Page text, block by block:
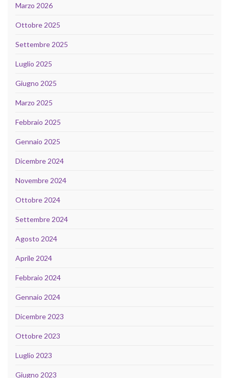
Marzo 2026
Ottobre 2025
Settembre 2025
Luglio 2025
Giugno 2025
Marzo 2025
Febbraio 2025
Gennaio 2025
Dicembre 2024
Novembre 2024
Ottobre 2024
Settembre 2024
Agosto 2024
Aprile 2024
Febbraio 2024
Gennaio 2024
Dicembre 2023
Ottobre 2023
Luglio 2023
Giugno 2023